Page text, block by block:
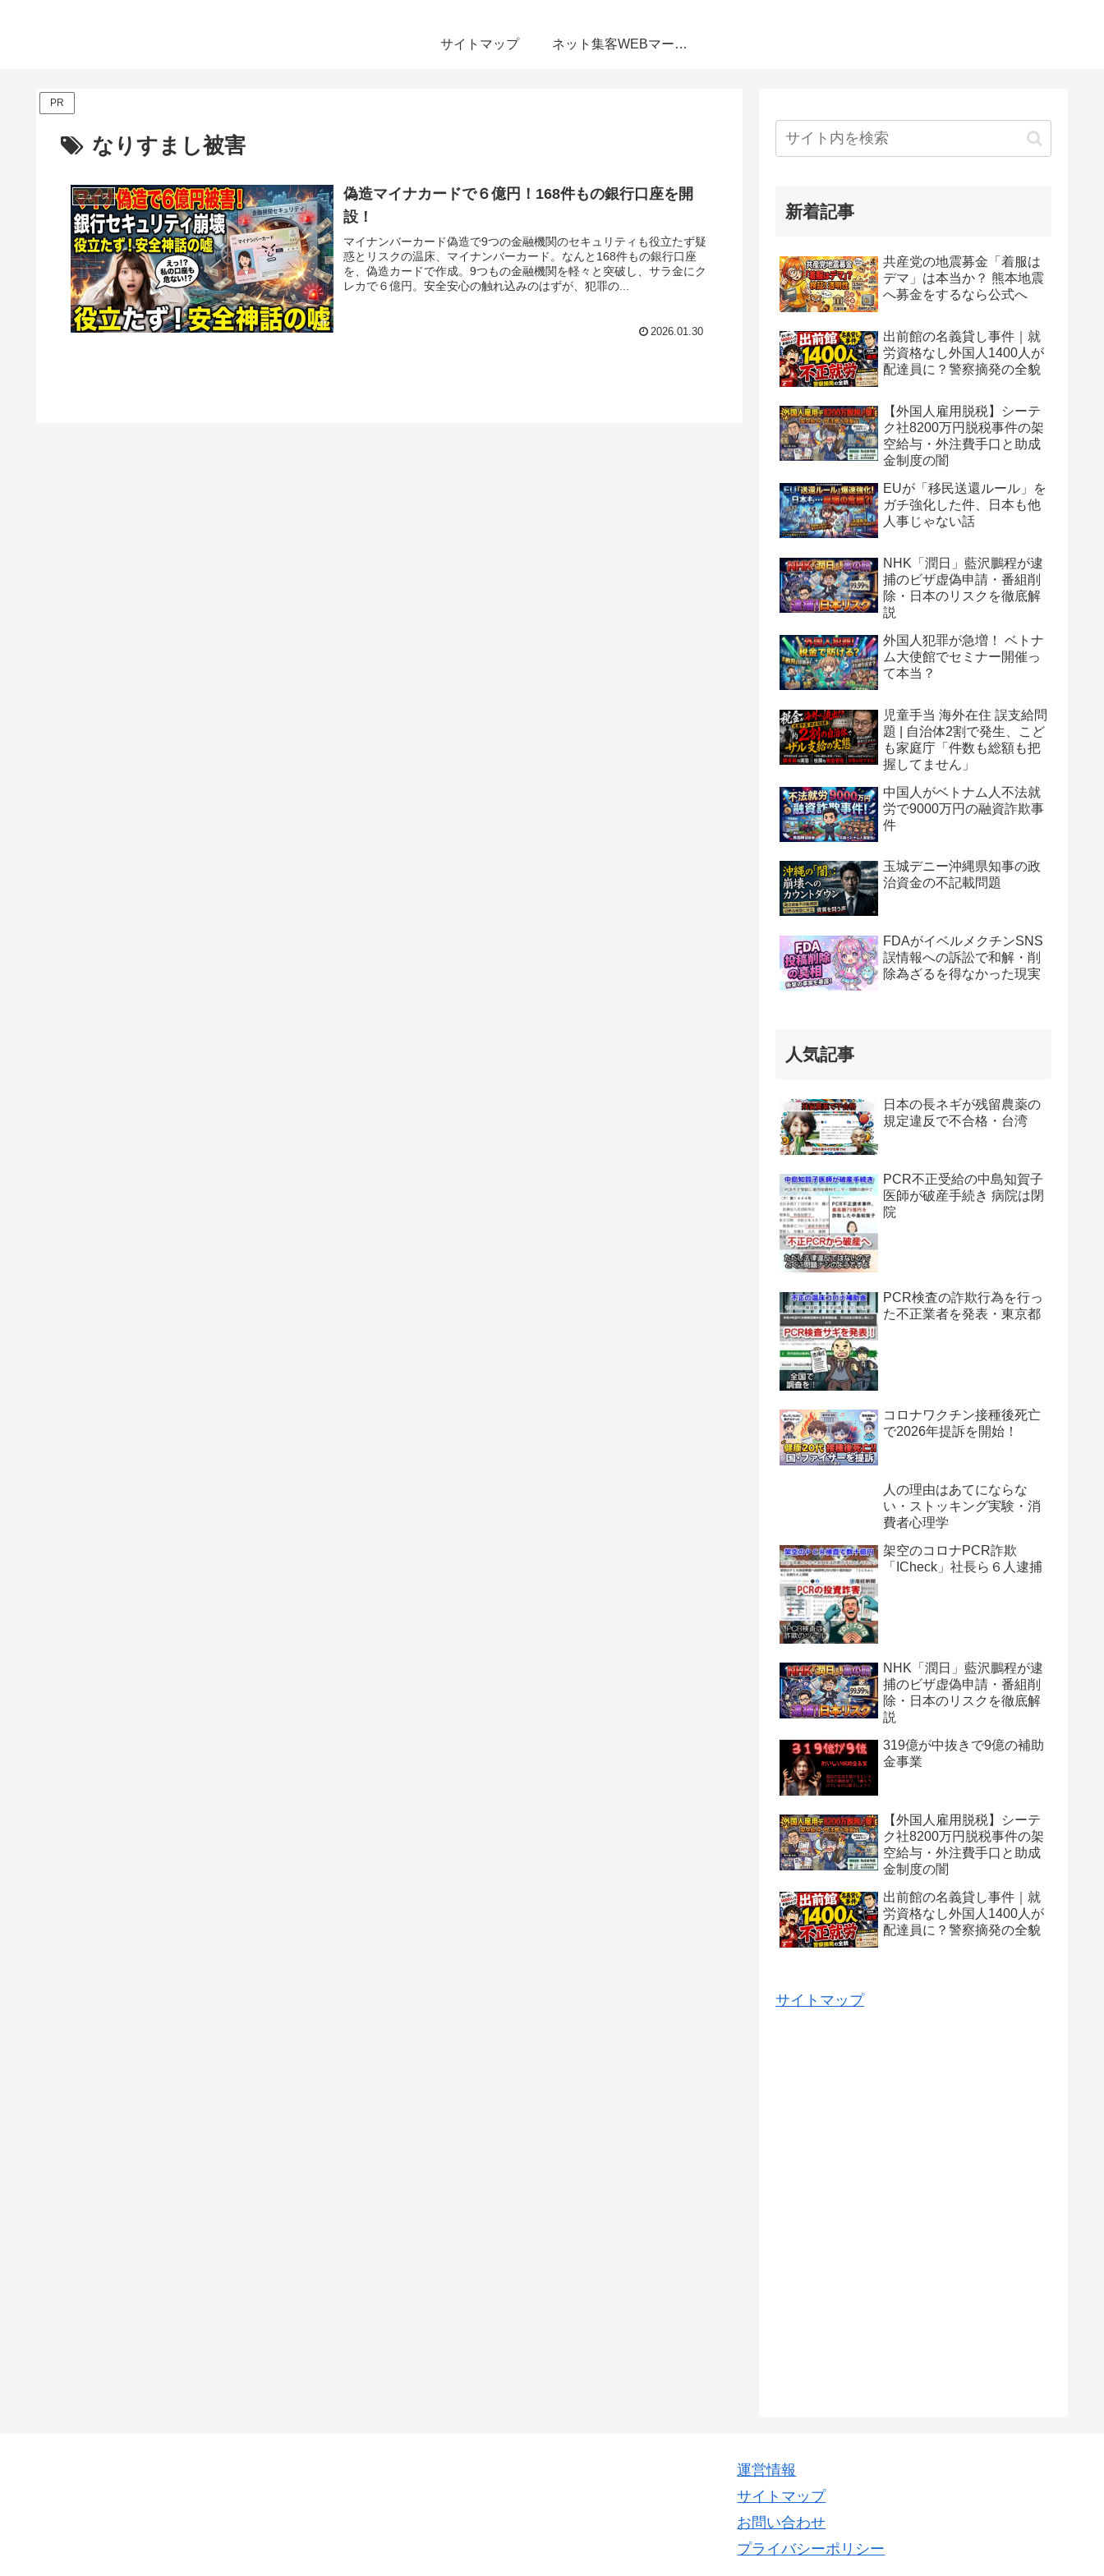
サイトマップ ネット集客WEBマーケティング無料相談室
PR
なりすまし被害
ニュース
偽造マイナカードで６億円！168件もの銀行口座を開
設！
マイナンバーカード偽造で9つの金融機関のセキュリティも役立たず疑
惑とリスクの温床、マイナンバーカード。なんと168件もの銀行口座
を、偽造カードで作成。9つもの金融機関を軽々と突破し、サラ金にク
レカで６億円。安全安心の触れ込みのはずが、犯罪の...
2026.01.30
新着記事
共産党の地震募金「着服は
デマ」は本当か？ 熊本地震
へ募金をするなら公式へ
出前館の名義貸し事件｜就
労資格なし外国人1400人が
配達員に？警察摘発の全貌
【外国人雇用脱税】シーテ
ク社8200万円脱税事件の架
空給与・外注費手口と助成
金制度の闇
EUが「移民送還ルール」を
ガチ強化した件、日本も他
人事じゃない話
NHK「潤日」藍沢鵬程が逮
捕のビザ虚偽申請・番組削
除・日本のリスクを徹底解
説
外国人犯罪が急増！ ベトナ
ム大使館でセミナー開催っ
て本当？
児童手当 海外在住 誤支給問
題 | 自治体2割で発生、こど
も家庭庁「件数も総額も把
握してません」
中国人がベトナム人不法就
労で9000万円の融資詐欺事
件
玉城デニー沖縄県知事の政
治資金の不記載問題
FDAがイベルメクチンSNS
誤情報への訴訟で和解・削
除為ざるを得なかった現実
人気記事
日本の長ネギが残留農薬の
規定違反で不合格・台湾
PCR不正受給の中島知賀子
医師が破産手続き 病院は閉
院
PCR検査の詐欺行為を行っ
た不正業者を発表・東京都
コロナワクチン接種後死亡
で2026年提訴を開始！
人の理由はあてにならな
い・ストッキング実験・消
費者心理学
架空のコロナPCR詐欺
「ICheck」社長ら６人逮捕
NHK「潤日」藍沢鵬程が逮
捕のビザ虚偽申請・番組削
除・日本のリスクを徹底解
説
319億が中抜きで9億の補助
金事業
【外国人雇用脱税】シーテ
ク社8200万円脱税事件の架
空給与・外注費手口と助成
金制度の闇
出前館の名義貸し事件｜就
労資格なし外国人1400人が
配達員に？警察摘発の全貌
サイトマップ
運営情報
サイトマップ
お問い合わせ
プライバシーポリシー